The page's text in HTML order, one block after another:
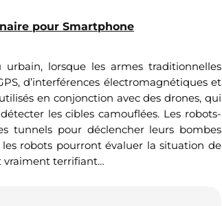
pour Smartphone
lorsque les armes traditionnelles
d’interférences électromagnétiques et
en conjonction avec des drones, qui
les cibles camouflées. Les robots-
tunnels pour déclencher leurs bombes
robots pourront évaluer la situation de
vraiment terrifiant…